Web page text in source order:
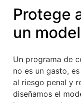
Protege
un
Un programa de
no es un gasto,
al riesgo penal y
diseñamos el